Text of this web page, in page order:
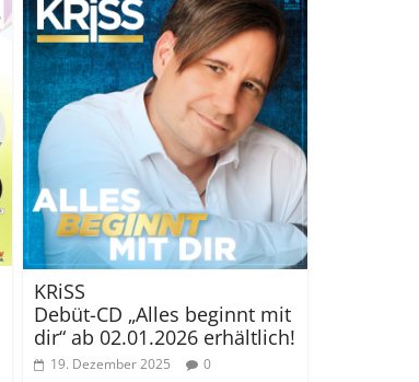
KRiSS
Debüt-CD „Alles beginnt mit
dir“ ab 02.01.2026 erhältlich!
19. Dezember 2025 0